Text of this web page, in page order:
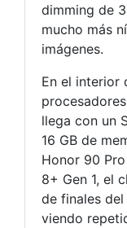
dimming de
mucho más
imágenes.
En el interior
llega con un
16 GB de
Honor 90
8+ Gen 1, el
de finales
viendo